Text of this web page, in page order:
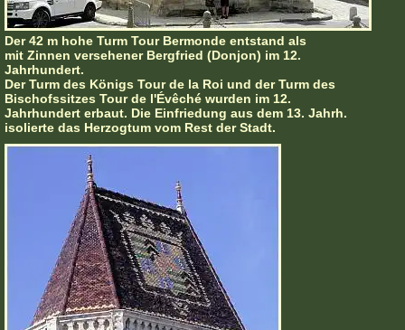
Der 42 m hohe Turm Tour Bermonde entstand als
mit Zinnen versehener Bergfried (Donjon) im 12.
Jahrhundert.
Der Turm des Königs Tour de la Roi und der Turm des
Bischofssitzes Tour de l'Évêché wurden im 12.
Jahrhundert erbaut. Die Einfriedung aus dem 13. Jahrh.
isolierte das Herzogtum vom Rest der Stadt.